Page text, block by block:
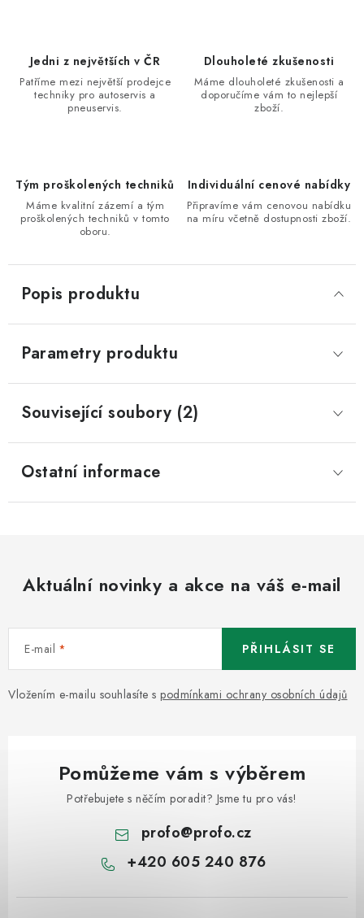
Jedni z největších v ČR
Patříme mezi největší prodejce
techniky pro autoservis a
pneuservis.
Dlouholeté zkušenosti
Máme dlouholeté zkušenosti a
doporučíme vám to nejlepší
zboží.
Tým proškolených techniků
Máme kvalitní zázemí a tým
proškolených techniků v tomto
oboru.
Individuální cenové nabídky
Připravíme vám cenovou nabídku
na míru včetně dostupnosti zboží.
Popis produktu
Parametry produktu
Související soubory (2)
Ostatní informace
Aktuální novinky a akce na váš e-mail
E-mail
Vložením e-mailu souhlasíte s podmínkami ochrany osobních údajů
PŘIHLÁSIT SE
Pomůžeme vám s výběrem
Potřebujete s něčím poradit? Jsme tu pro vás!
profo@profo.cz
+420 605 240 876